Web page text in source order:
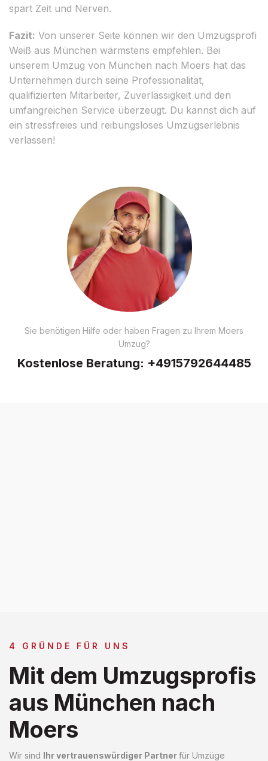
spart Zeit und Nerven.
Fazit: Von unserer Seite können wir den Umzugsprofi
Weiß aus München wärmstens empfehlen. Bei
unserem Umzug von München nach Moers hat das
Unternehmen durch seine Professionalität,
qualifizierten Mitarbeiter, Zuverlässigkeit und den
umfangreichen Service überzeugt. Du kannst dich auf
ein stressfreies und reibungsloses Umzugserlebnis
verlassen!
Sie benötigen Hilfe oder haben Fragen zu Ihrem Moers
Umzug?
Kostenlose Beratung: +4915792644485
4 GRÜNDE FÜR UNS
Mit dem Umzugsprofis
aus München nach
Moers
Wir sind Ihr vertrauenswürdiger Partnerfür Umzüge